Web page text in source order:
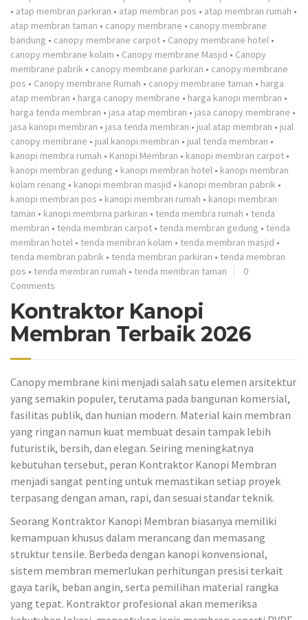
• atap membran parkiran • atap membran pos • atap membran rumah •
atap membran taman • canopy membrane • canopy membrane
bandung • canopy membrane carpot • Canopy membrane hotel •
canopy membrane kolam • Canopy membrane Masjid • Canopy
membrane pabrik • canopy membrane parkiran • canopy membrane
pos • Canopy membrane Rumah • canopy membrane taman • harga
atap membran • harga canopy membrane • harga kanopi membran •
harga tenda membran • jasa atap membran • jasa canopy membrane •
jasa kanopi membran • jasa tenda membran • jual atap membran • jual
canopy membrane • jual kanopi membran • jual tenda membran •
kanopi membra rumah • Kanopi Membran • kanopi membran carpot •
kanopi membran gedung • kanopi membran hotel • kanopi membran
kolam renang • kanopi membran masjid • kanopi membran pabrik •
kanopi membran pos • kanopi membran rumah • kanopi membran
taman • kanopi membrna parkiran • tenda membra rumah • tenda
membran • tenda membran carpot • tenda membran gedung • tenda
membran hotel • tenda membran kolam • tenda membran masjid •
tenda membran pabrik • tenda membran parkiran • tenda membran
pos • tenda membran rumah • tenda membran taman
0
Comments
Kontraktor Kanopi
Membran Terbaik 2026
Canopy membrane kini menjadi salah satu elemen arsitektur
yang semakin populer, terutama pada bangunan komersial,
fasilitas publik, dan hunian modern. Material kain membran
yang ringan namun kuat membuat desain tampak lebih
futuristik, bersih, dan elegan. Seiring meningkatnya
kebutuhan tersebut, peran Kontraktor Kanopi Membran
menjadi sangat penting untuk memastikan setiap proyek
terpasang dengan aman, rapi, dan sesuai standar teknik.
Seorang Kontraktor Kanopi Membran biasanya memiliki
kemampuan khusus dalam merancang dan memasang
struktur tensile. Berbeda dengan kanopi konvensional,
sistem membran memerlukan perhitungan presisi terkait
gaya tarik, beban angin, serta pemilihan material rangka
yang tepat. Kontraktor profesional akan memeriksa